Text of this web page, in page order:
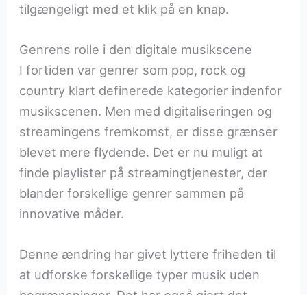
tilgængeligt med et klik på en knap.
Genrens rolle i den digitale musikscene
I fortiden var genrer som pop, rock og
country klart definerede kategorier indenfor
musikscenen. Men med digitaliseringen og
streamingens fremkomst, er disse grænser
blevet mere flydende. Det er nu muligt at
finde playlister på streamingtjenester, der
blander forskellige genrer sammen på
innovative måder.
Denne ændring har givet lyttere friheden til
at udforske forskellige typer musik uden